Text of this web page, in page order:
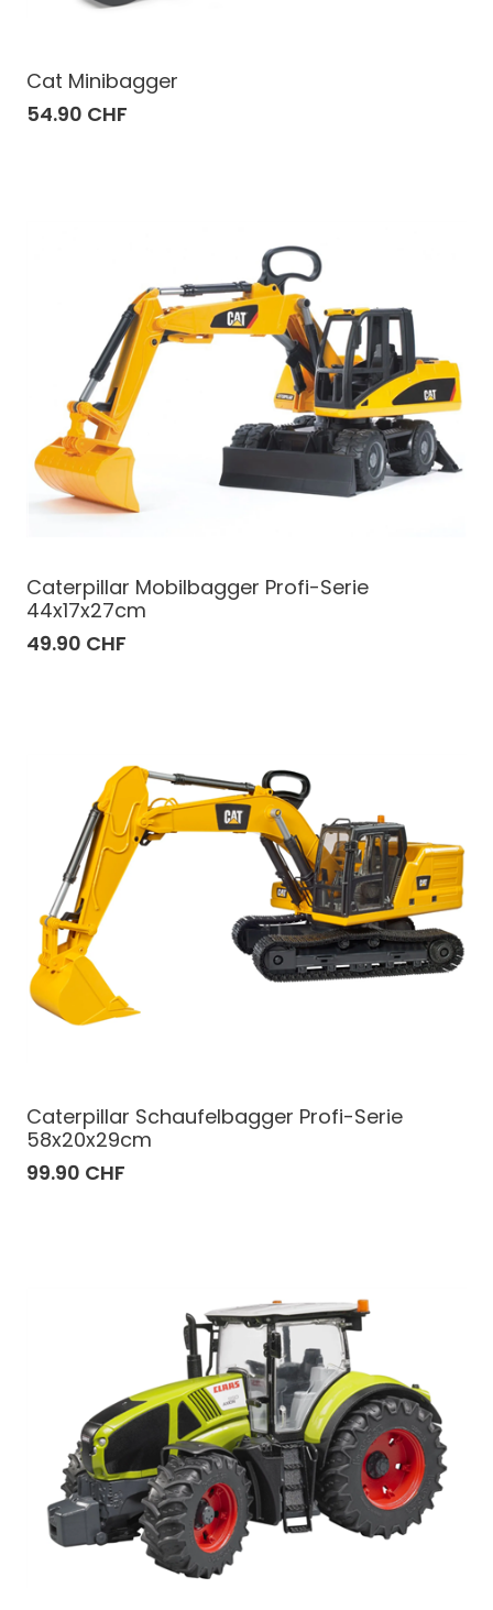
Cat Minibagger
54.90 CHF
Caterpillar Mobilbagger Profi-Serie
44x17x27cm
49.90 CHF
Caterpillar Schaufelbagger Profi-Serie
58x20x29cm
99.90 CHF